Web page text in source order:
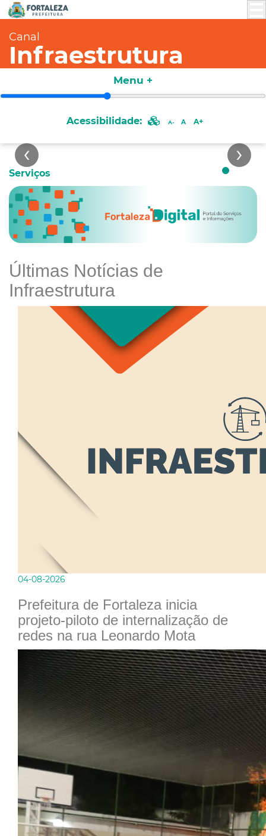
Canal
Infraestrutura
Menu +
Acessibilidade: A A+
PAVIMENTAÇÃO
Serviços
Últimas Notícias de
Infraestrutura
04-08-2026
Prefeitura de Fortaleza inicia
projeto-piloto de internalização de
redes na rua Leonardo Mota